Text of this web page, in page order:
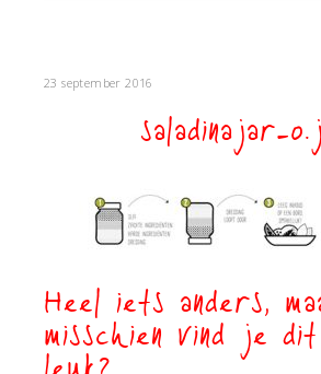
23 september 2016
saladinajar-
Heel iets anders,
misschien vind je